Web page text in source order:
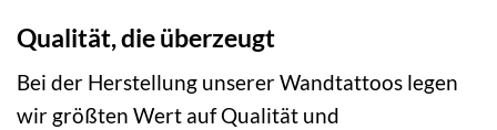
Qualität, die überzeugt
Bei der Herstellung unserer Wandtattoos legen
wir größten Wert auf Qualität und